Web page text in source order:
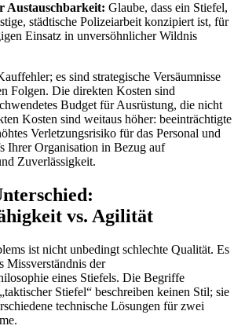
Austauschbarkeit: Glaube, dass ein Stiefel,
städtische Polizeiarbeit konzipiert ist, für
Einsatz in unversöhnlicher Wildnis
es sind strategische Versäumnisse
Folgen. Die direkten Kosten sind
Budget für Ausrüstung, die nicht
Kosten sind weitaus höher: beeinträchtigte
Verletzungsrisiko für das Personal und
Ihrer Organisation in Bezug auf
Zuverlässigkeit.
vs. Agilität
ist nicht unbedingt schlechte Qualität. Es
Missverständnis der
eines Stiefels. Die Begriffe
Stiefel“ beschreiben keinen Stil; sie
technische Lösungen für zwei